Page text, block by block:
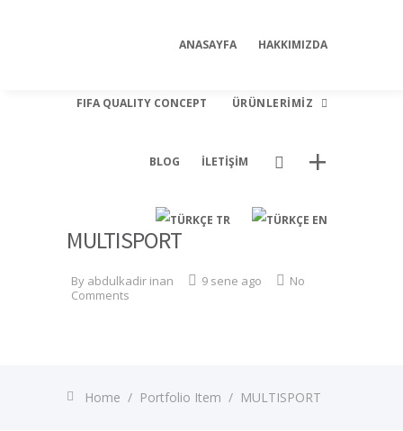
ANASAYFA HAKKIMIZDA
FIFA QUALITY CONCEPT ÜRÜNLERIMIZ
Multi Sport
BLOG İLETIŞIM
TR EN
MULTISPORT
By abdulkadir inan 9 sene ago
No
Comments
Home / Portfolio Item / MULTISPORT